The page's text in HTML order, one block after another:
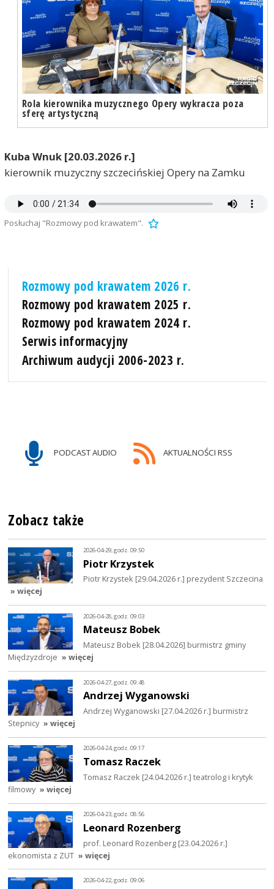
Rola kierownika muzycznego Opery wykracza poza
sferę artystyczną
Kuba Wnuk [20.03.2026 r.]
kierownik muzyczny szczecińskiej Opery na Zamku
Posłuchaj "Rozmowy pod krawatem".
Rozmowy pod krawatem 2026 r.
Rozmowy pod krawatem 2025 r.
Rozmowy pod krawatem 2024 r.
Serwis informacyjny
Archiwum audycji 2006-2023 r.
PODCAST AUDIO AKTUALNOŚCI RSS
Zobacz także
2026-04-29, godz. 09:50
Piotr Krzystek
Piotr Krzystek [29.04.2026 r.] prezydent Szczecina
» więcej
2026-04-28, godz. 09:03
Mateusz Bobek
Mateusz Bobek [28.04.2026] burmistrz gminy
Międzyzdroje » więcej
2026-04-27, godz. 09:48
Andrzej Wyganowski
Andrzej Wyganowski [27.04.2026 r.] burmistrz
Stepnicy » więcej
2026-04-24, godz. 09:17
Tomasz Raczek
Tomasz Raczek [24.04.2026 r.] teatrolog i krytyk
filmowy » więcej
2026-04-23, godz. 08:56
Leonard Rozenberg
prof. Leonard Rozenberg [23.04.2026 r.]
ekonomista z ZUT » więcej
2026-04-22, godz. 09:06